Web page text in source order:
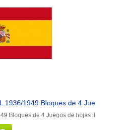
1936/1949 Bloques de 4 Juegos de
Bloques de 4 Juegos de hojas ilustrado.